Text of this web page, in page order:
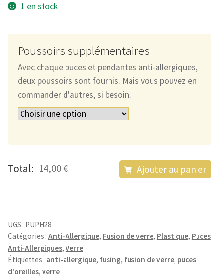
1 en stock
Poussoirs supplémentaires
Avec chaque puces et pendantes anti-allergiques,
deux poussoirs sont fournis. Mais vous pouvez en
commander d'autres, si besoin.
Total: 14,00 €
Allergiques
Transparentes
Argentées
Ajouter au panier
UGS : PUPH28
Catégories : Anti-Allergique, Fusion de verre, Plastique, Puces
Anti-Allergiques, Verre
Étiquettes : anti-allergique, fusing, fusion de verre, puces
d'oreilles, verre